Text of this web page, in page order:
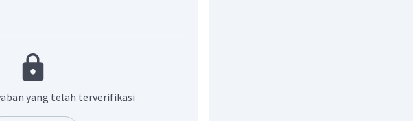
yang telah terverifikasi